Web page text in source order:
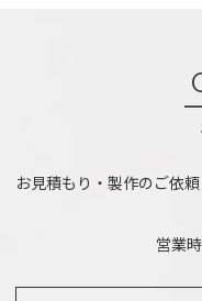
お見積もり・製作のご依
営業